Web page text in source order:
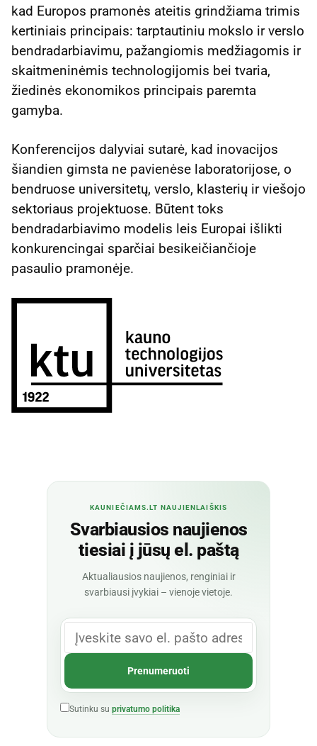
kad Europos pramonės ateitis grindžiama trimis
kertiniais principais: tarptautiniu mokslo ir verslo
bendradarbiavimu, pažangiomis medžiagomis ir
skaitmeninėmis technologijomis bei tvaria,
žiedinės ekonomikos principais paremta
gamyba.
Konferencijos dalyviai sutarė, kad inovacijos
šiandien gimsta ne pavienėse laboratorijose, o
bendruose universitetų, verslo, klasterių ir viešojo
sektoriaus projektuose. Būtent toks
bendradarbiavimo modelis leis Europai išlikti
konkurencingai sparčiai besikeičiančioje
pasaulio pramonėje.
KAUNIEČIAMS.LT NAUJIENLAIŠKIS
Svarbiausios naujienos
tiesiai į jūsų el. paštą
Aktualiausios naujienos, renginiai ir
svarbiausi įvykiai – vienoje vietoje.
Sutinku su privatumo politika